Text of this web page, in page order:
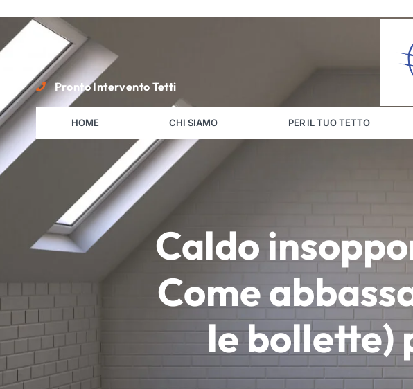
Pronto Intervento Tetti
HOME CHI SIAMO PER IL TUO TETTO
Caldo
Come
le bollette)